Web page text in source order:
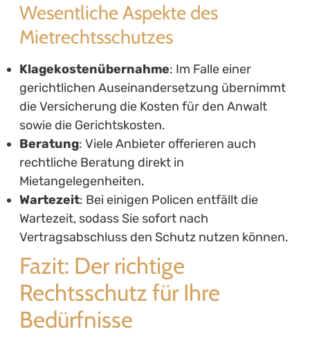
Wesentliche Aspekte des
Mietrechtsschutzes
Klagekostenübernahme: Im Falle einer
gerichtlichen Auseinandersetzung übernimmt
die Versicherung die Kosten für den Anwalt
sowie die Gerichtskosten.
Beratung: Viele Anbieter offerieren auch
rechtliche Beratung direkt in
Mietangelegenheiten.
Wartezeit: Bei einigen Policen entfällt die
Wartezeit, sodass Sie sofort nach
Vertragsabschluss den Schutz nutzen können.
Fazit: Der richtige
Rechtsschutz für Ihre
Bedürfnisse